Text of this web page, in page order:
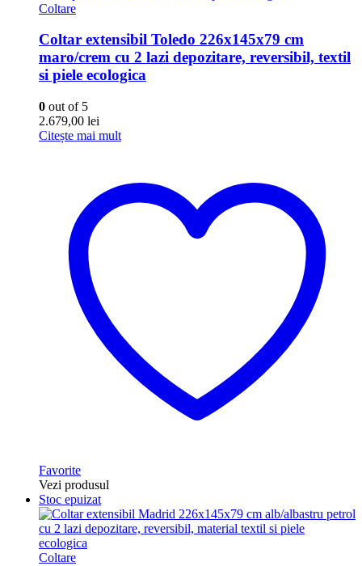
Coltare
Coltar extensibil Toledo 226x145x79 cm
maro/crem cu 2 lazi depozitare, reversibil, textil
si piele ecologica
0 out of 5
2.679,00 lei
Citește mai mult
Favorite
Vezi produsul
Stoc epuizat
Coltare